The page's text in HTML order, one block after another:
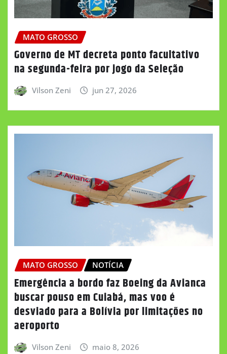
MATO GROSSO
Governo de MT decreta ponto facultativo
na segunda-feira por jogo da Seleção
Vilson Zeni jun 27, 2026
MATO GROSSO NOTÍCIA
Emergência a bordo faz Boeing da Avianca
buscar pouso em Cuiabá, mas voo é
desviado para a Bolívia por limitações no
aeroporto
Vilson Zeni maio 8, 2026